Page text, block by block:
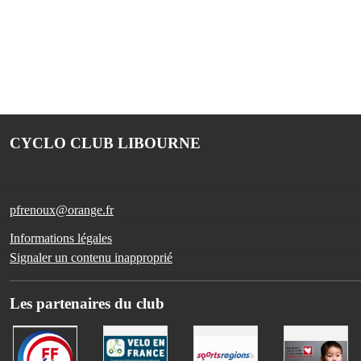
CYCLO CLUB LIBOURNE
pfrenoux@orange.fr
Informations légales
Signaler un contenu inapproprié
Les partenaires du club